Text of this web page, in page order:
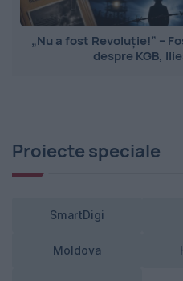
„Nu a fost Revoluție!” –
despre KGB,
Proiecte speciale
SmartDigi
Moldova